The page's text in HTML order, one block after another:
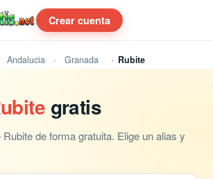
Crear cuenta
Andalucia Granada Rubite
gratis
de forma gratuita. Elige un alias y